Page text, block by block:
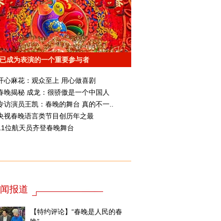
成为表演的一个重要参与者
心麻花：观众至上 用心做喜剧
晚揭秘 成龙：很骄傲是一个中国人
访演员王凯：春晚的舞台 真的不一..
视春晚语言类节目创历年之最
位航天员齐登春晚舞台
报道
【特约评论】“春晚是人民的春